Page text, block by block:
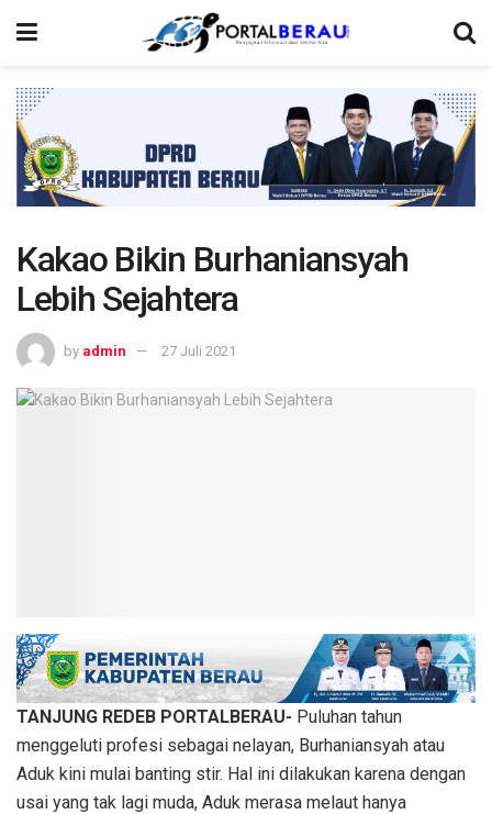
Kakao Bikin Burhaniansyah
Lebih Sejahtera
by admin 27 Juli 2021
TANJUNG REDEB PORTALBERAU- Puluhan tahun
menggeluti profesi sebagai nelayan, Burhaniansyah atau
Aduk kini mulai banting stir. Hal ini dilakukan karena dengan
usai yang tak lagi muda, Aduk merasa melaut hanya